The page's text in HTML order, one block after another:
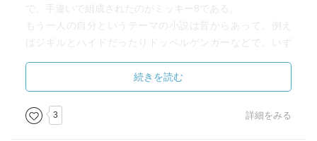
で、手違いで組成されたのがミッキー8である。
もう一人の自分というテーマの小説は昔からあって、例え
ばジギルとハイドだったりドッペルゲンガーなどで、いず
の場合は違う。恐怖ではなくただ配給されるカロリーをシ
ェアしなければならない、上司や仲間に見つかったら面倒
なことになる相手でしかない。いずれ危険な任務でどっち
かが死ぬからこの問題はきっとそうそうに解決はできるだ
続きを読む
3 詳細をみる